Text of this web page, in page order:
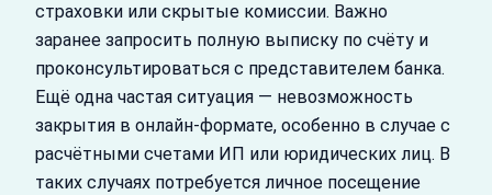
страховки или скрытые комиссии. Важно
заранее запросить полную выписку по счёту и
проконсультироваться с представителем банка.
Ещё одна частая ситуация — невозможность
закрытия в онлайн-формате, особенно в случае с
расчётными счетами ИП или юридических лиц. В
таких случаях потребуется личное посещение